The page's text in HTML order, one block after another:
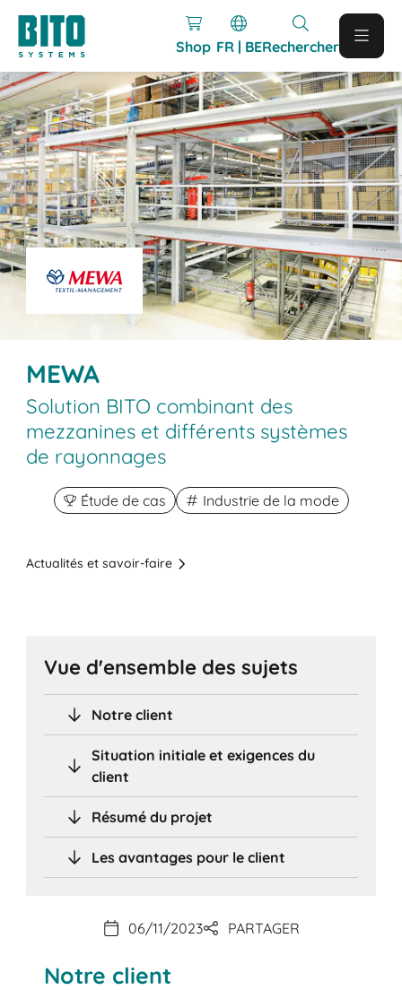
Shop FR | BERechercher
MEWA
Solution BITO combinant des
mezzanines et différents systèmes
de rayonnages
Étude de cas Industrie de la mode
Actualités et savoir-faire
Vue d'ensemble des sujets
Notre client
Situation initiale et exigences du
client
Résumé du projet
Les avantages pour le client
06/11/2023 PARTAGER
Notre client